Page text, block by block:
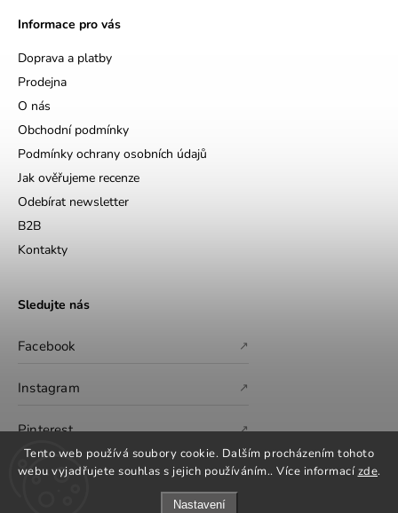
Tento web používá soubory cookie. Dalším procházením tohoto
webu vyjadřujete souhlas s jejich používáním.. Více informacízde.
Nastavení
Informace pro vás
Doprava a platby
Prodejna
O nás
Obchodní podmínky
Podmínky ochrany osobních údajů
Jak ověřujeme recenze
Odebírat newsletter
B2B
Kontakty
Sledujte nás
Facebook ↗
Instagram ↗
Pinterest ↗